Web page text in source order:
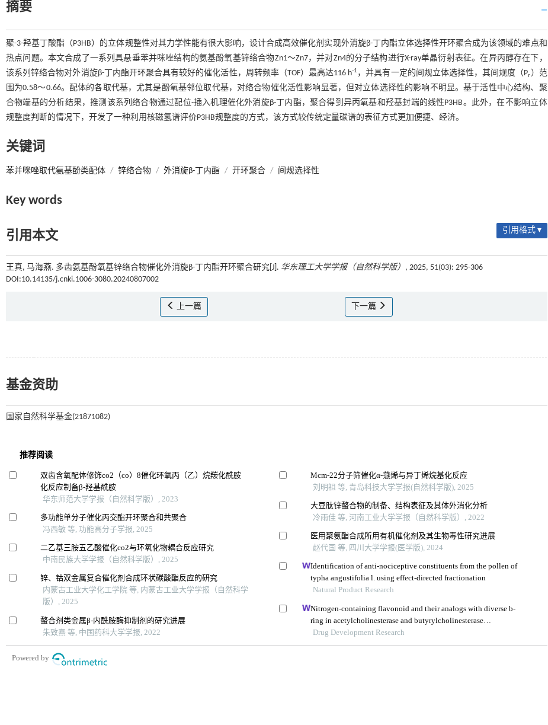
摘要
聚-3-羟基丁酸酯（P3HB）的立体规整性对其力学性能有很大影响，设计合成高效催化剂实现外消旋β-丁内酯立体选择性开环聚合成为该领域的难点和
热点问题。本文合成了一系列具悬垂苯并咪唑结构的氨基酚氧基锌络合物Zn1～Zn7，并对Zn4的分子结构进行X-ray单晶衍射表征。在异丙醇存在下，
该系列锌络合物对外消旋β-丁内酯开环聚合具有较好的催化活性，周转频率（TOF）最高达116 h-1 ，并具有一定的间规立体选择性，其间规度（Pr）范
围为0.58～0.66。配体的各取代基，尤其是酚氧基邻位取代基，对络合物催化活性影响显著，但对立体选择性的影响不明显。基于活性中心结构、聚
合物端基的分析结果，推测该系列络合物通过配位-插入机理催化外消旋β-丁内酯，聚合得到异丙氧基和羟基封端的线性P3HB。此外，在不影响立体
规整度判断的情况下，开发了一种利用核磁氢谱评价P3HB规整度的方式，该方式较传统定量碳谱的表征方式更加便捷、经济。
关键词
苯并咪唑取代氨基酚类配体 / 锌络合物 / 外消旋β-丁内酯 / 开环聚合 / 间规选择性
Key words
引用本文 引用格式 ▾
王真, 马海燕. 多齿氨基酚氧基锌络合物催化外消旋β-丁内酯开环聚合研究[J]. 华东理工大学学报（自然科学版） , 2025, 51(03): 295-306
DOI:10.14135/j.cnki.1006-3080.20240807002
上一篇 下一篇
基金资助
国家自然科学基金(21871082)